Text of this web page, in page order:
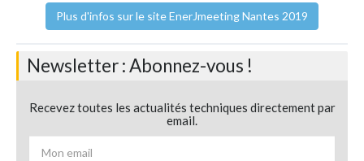
Plus d'infos sur le site EnerJmeeting Nantes 2019
Newsletter : Abonnez-vous !
Recevez toutes les actualités techniques directement par
email.